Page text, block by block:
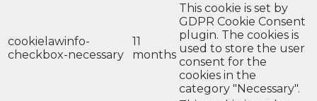
cookielawinfo-
checkbox-necessary
11
months
This cookie is set by
GDPR Cookie Consent
plugin. The cookies is
used to store the user
consent for the
cookies in the
category "Necessary".